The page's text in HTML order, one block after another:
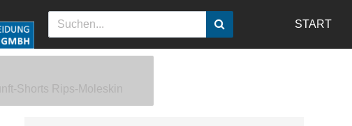
START
Shorts Rips-Moleskin